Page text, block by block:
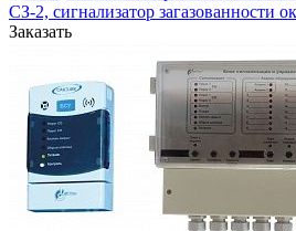
СЗ-2, сигнализатор загазованности
Заказать